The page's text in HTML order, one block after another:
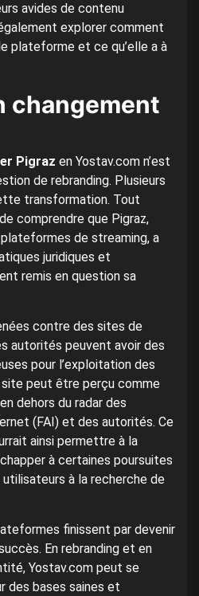
avides de contenu
explorer comment
plateforme et ce qu’elle a à
changement
Pigraz en Yostav.com n’est
de rebranding. Plusieurs
transformation. Tout
comprendre que Pigraz,
de streaming, a
juridiques et
remis en question sa
contre des sites de
autorités peuvent avoir des
pour l’exploitation des
peut être perçu comme
dehors du radar des
(FAI) et des autorités. Ce
ainsi permettre à la
à certaines poursuites
à la recherche de
finissent par devenir
En rebranding et en
Yostav.com peut se
des bases saines et